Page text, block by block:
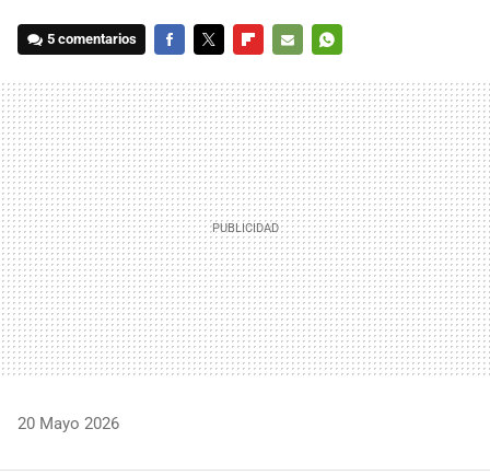
5 comentarios
MAIL
20 Mayo 2026